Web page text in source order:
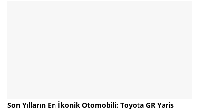
Son Yılların En İkonik Otomobili: Toyota GR Yaris